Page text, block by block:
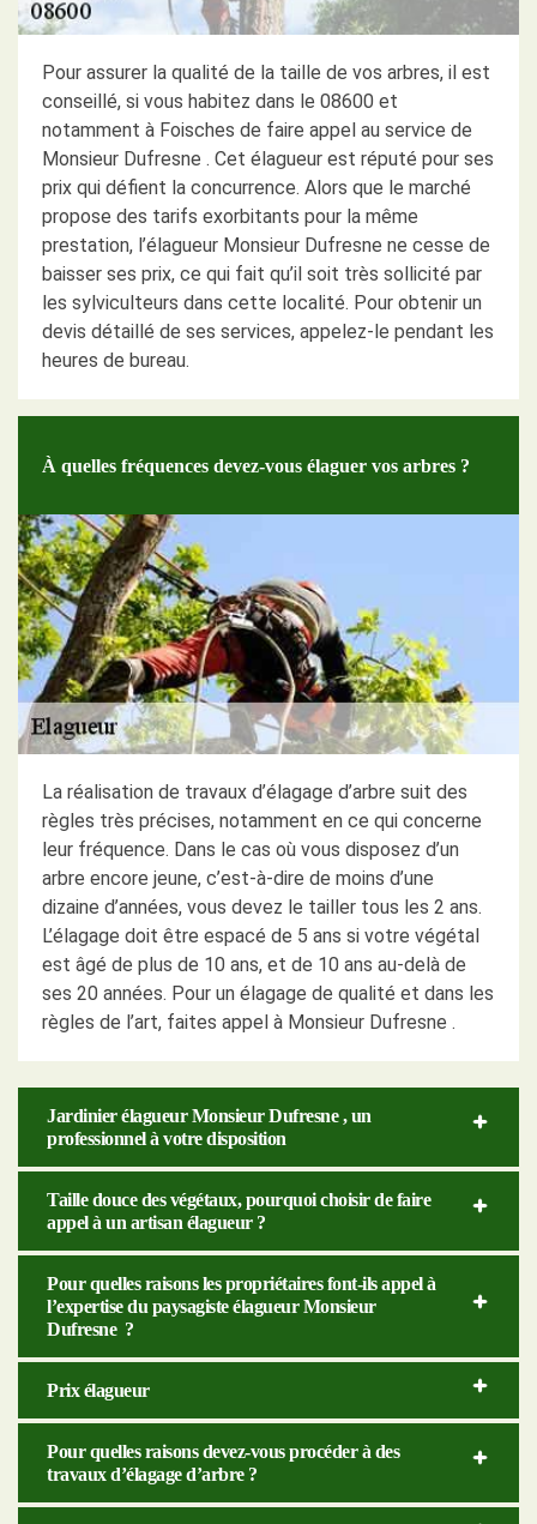
Pour assurer la qualité de la taille de vos arbres, il est
conseillé, si vous habitez dans le 08600 et
notamment à Foisches de faire appel au service de
Monsieur Dufresne . Cet élagueur est réputé pour ses
prix qui défient la concurrence. Alors que le marché
propose des tarifs exorbitants pour la même
prestation, l’élagueur Monsieur Dufresne ne cesse de
baisser ses prix, ce qui fait qu’il soit très sollicité par
les sylviculteurs dans cette localité. Pour obtenir un
devis détaillé de ses services, appelez-le pendant les
heures de bureau.
À quelles fréquences devez-vous élaguer vos arbres ?
La réalisation de travaux d’élagage d’arbre suit des
règles très précises, notamment en ce qui concerne
leur fréquence. Dans le cas où vous disposez d’un
arbre encore jeune, c’est-à-dire de moins d’une
dizaine d’années, vous devez le tailler tous les 2 ans.
L’élagage doit être espacé de 5 ans si votre végétal
est âgé de plus de 10 ans, et de 10 ans au-delà de
ses 20 années. Pour un élagage de qualité et dans les
règles de l’art, faites appel à Monsieur Dufresne .
Jardinier élagueur Monsieur Dufresne , un
professionnel à votre disposition
Taille douce des végétaux, pourquoi choisir de faire
appel à un artisan élagueur ?
Pour quelles raisons les propriétaires font-ils appel à
l’expertise du paysagiste élagueur Monsieur
Dufresne ?
Prix élagueur
Pour quelles raisons devez-vous procéder à des
travaux d’élagage d’arbre ?